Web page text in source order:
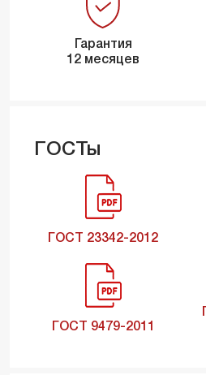
Гарантия
12 месяцев
ГОСТы
ГОСТ 23342-2012
ГОСТ 9479-2011